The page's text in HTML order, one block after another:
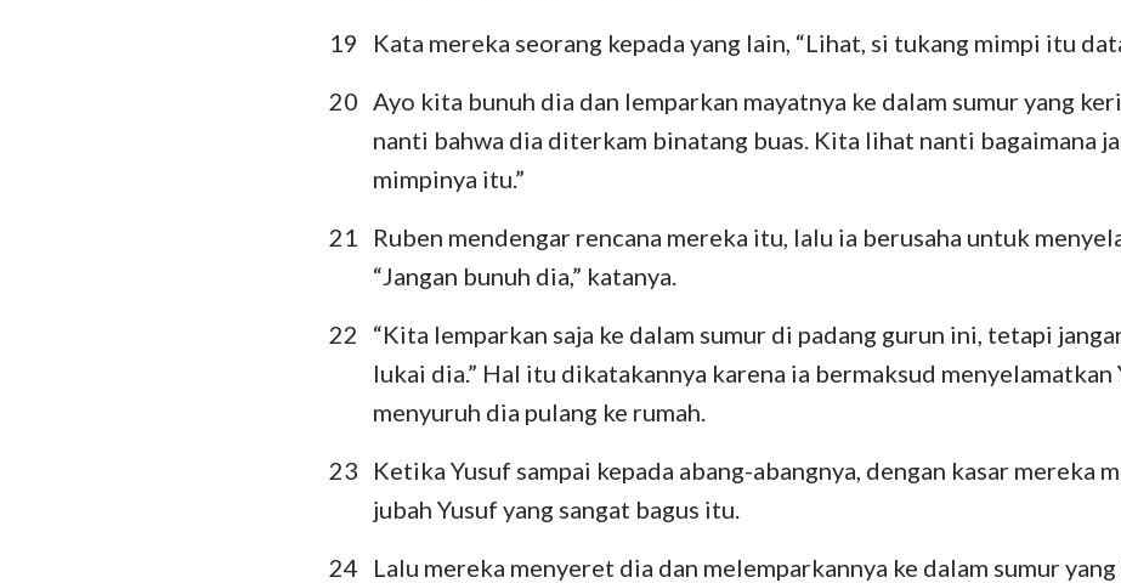
19
Kata mereka seorang kepada yang lain, “Lihat, si tukang mimpi itu
20 Ayo kita bunuh dia dan lemparkan mayatnya ke dalam sumur yang
nanti bahwa dia diterkam binatang buas. Kita lihat nanti bagaimana
mimpinya itu.”
21
Ruben mendengar rencana mereka itu, lalu ia berusaha untuk
“Jangan bunuh dia,” katanya.
22
“Kita lemparkan saja ke dalam sumur di padang gurun ini, tetapi
lukai dia.” Hal itu dikatakannya karena ia bermaksud menyelamatkan
menyuruh dia pulang ke rumah.
23
Ketika Yusuf sampai kepada abang-abangnya, dengan kasar mereka
jubah Yusuf yang sangat bagus itu.
24
Lalu mereka menyeret dia dan melemparkannya ke dalam sumur